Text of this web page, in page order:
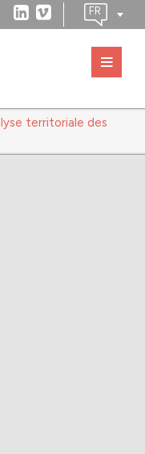
territoriale des